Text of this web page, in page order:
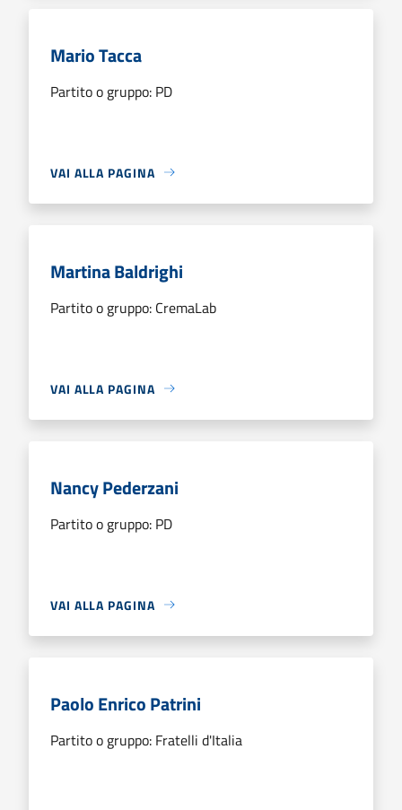
Mario Tacca
Partito o gruppo: PD
VAI ALLA PAGINA
Martina Baldrighi
Partito o gruppo: CremaLab
VAI ALLA PAGINA
Nancy Pederzani
Partito o gruppo: PD
VAI ALLA PAGINA
Paolo Enrico Patrini
Partito o gruppo: Fratelli d'Italia